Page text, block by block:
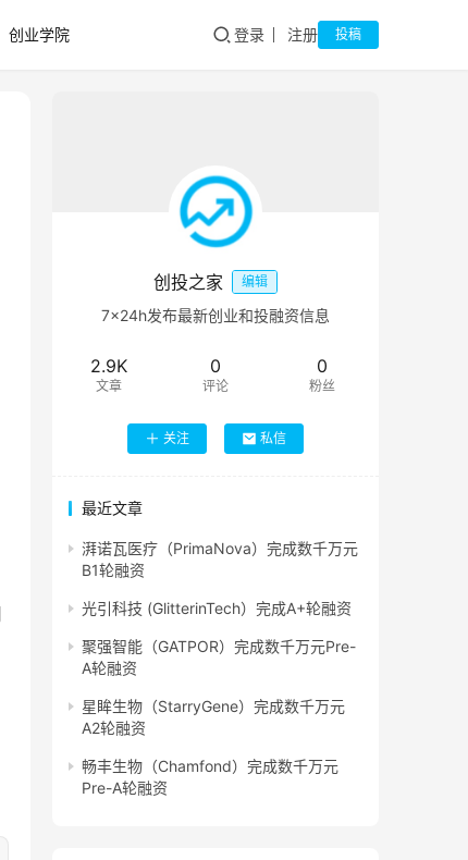
创业学院 登录 注册 投稿
创投之家 编辑
7×24h发布最新创业和投融资信息
2.9K
文章
0
评论
0
粉丝
关注 私信
最近文章
湃诺瓦医疗（PrimaNova）完成数千万元
B1轮融资
光引科技 (GlitterinTech）完成A+轮融资
聚强智能（GATPOR）完成数千万元Pre-
A轮融资
星眸生物（StarryGene）完成数千万元
A2轮融资
畅丰生物（Chamfond）完成数千万元
Pre-A轮融资